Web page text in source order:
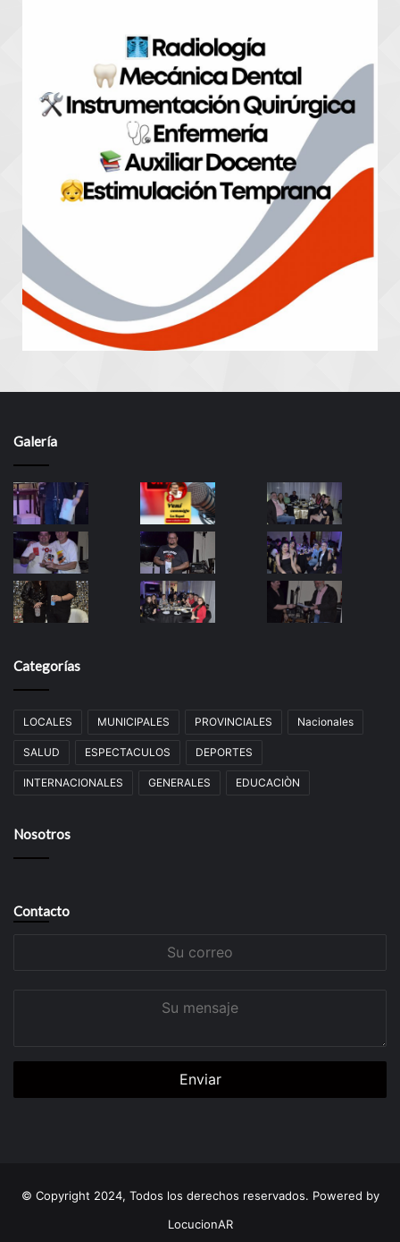
Galería
Categorías
LOCALES MUNICIPALES PROVINCIALES Nacionales
SALUD ESPECTACULOS DEPORTES
INTERNACIONALES GENERALES EDUCACIÒN
Nosotros
Contacto
© Copyright 2024, Todos los derechos reservados. Powered by
LocucionAR